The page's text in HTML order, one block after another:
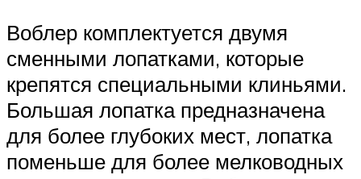
Воблер комплектуется двумя
сменными лопатками, которые
крепятся специальными клиньями.
Большая лопатка предназначена
для более глубоких мест, лопатка
поменьше для более мелководных